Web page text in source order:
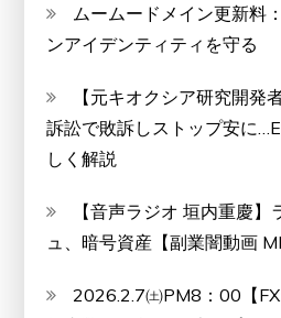
ムームードメイン更新料
ンアイデンティティを守る
【元キオクシア研究開発
訴訟で敗訴しストップ安に
しく解説
【音声ラジオ 垣内重慶
ュ、暗号資産【副業闇動画
2026.2.7㈯PM8：00【